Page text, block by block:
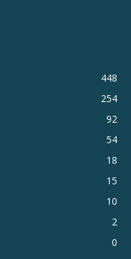
448
254
92
54
18
15
10
2
0